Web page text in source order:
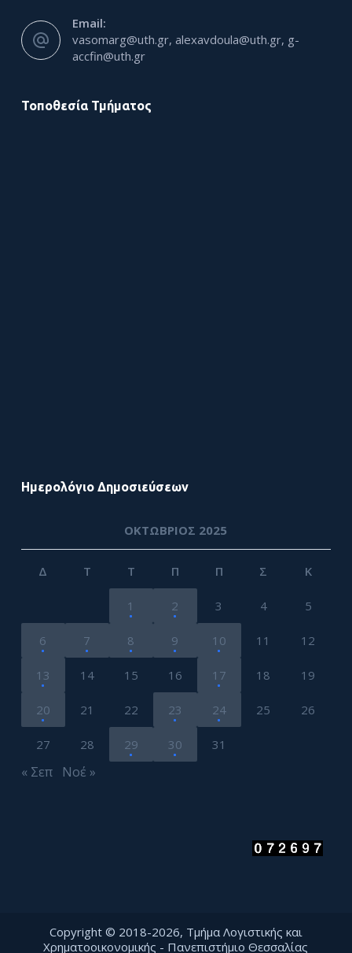
Email:
vasomarg@uth.gr, alexavdoula@uth.gr, g-
accfin@uth.gr
Τοποθεσία Τμήματος
Ημερολόγιο Δημοσιεύσεων
ΟΚΤΏΒΡΙΟΣ 2025
Δ Τ Τ Π Π Σ Κ
1 2 3 4 5
6 7 8 9 10 11 12
13 14 15 16 17 18 19
20 21 22 23 24 25 26
27 28 29 30 31
« Σεπ Νοέ »
Copyright © 2018-2026, Τμήμα Λογιστικής και
Χρηματοοικονομικής - Πανεπιστήμιο Θεσσαλίας